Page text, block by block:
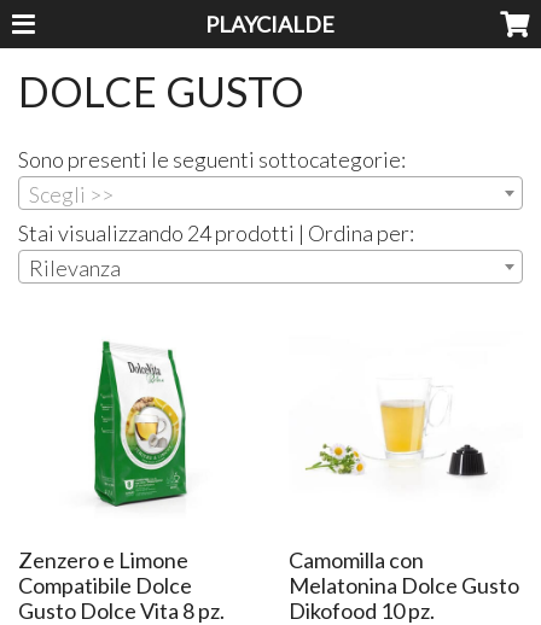
PLAYCIALDE
DOLCE GUSTO
Sono presenti le seguenti sottocategorie:
Scegli >>
Stai visualizzando 24 prodotti | Ordina per:
Rilevanza
Zenzero e Limone
Compatibile Dolce
Gusto Dolce Vita 8 pz.
Camomilla con
Melatonina Dolce Gusto
Dikofood 10 pz.